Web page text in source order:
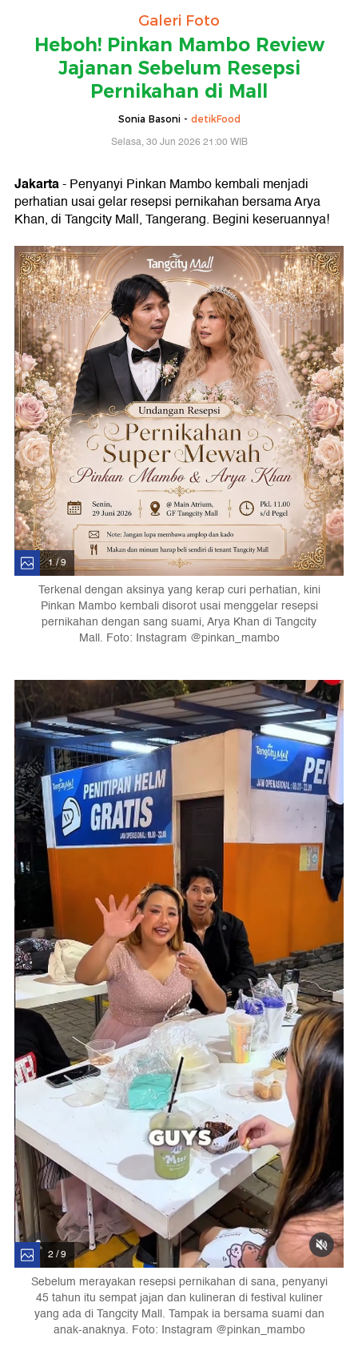
Galeri Foto
Heboh! Pinkan Mambo Review
Jajanan Sebelum Resepsi
Pernikahan di Mall
Sonia Basoni - detikFood
Selasa, 30 Jun 2026 21:00 WIB
Jakarta- Penyanyi Pinkan Mambo kembali menjadi
perhatian usai gelar resepsi pernikahan bersama Arya
Khan, di Tangcity Mall, Tangerang. Begini keseruannya!
1 / 9
Terkenal dengan aksinya yang kerap curi perhatian, kini
Pinkan Mambo kembali disorot usai menggelar resepsi
pernikahan dengan sang suami, Arya Khan di Tangcity
Mall. Foto: Instagram @pinkan_mambo
2 / 9
Sebelum merayakan resepsi pernikahan di sana, penyanyi
45 tahun itu sempat jajan dan kulineran di festival kuliner
yang ada di Tangcity Mall. Tampak ia bersama suami dan
anak-anaknya. Foto: Instagram @pinkan_mambo